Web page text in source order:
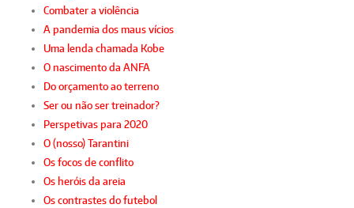
Combater a violência
A pandemia dos maus vícios
Uma lenda chamada Kobe
O nascimento da ANFA
Do orçamento ao terreno
Ser ou não ser treinador?
Perspetivas para 2020
O (nosso) Tarantini
Os focos de conflito
Os heróis da areia
Os contrastes do futebol